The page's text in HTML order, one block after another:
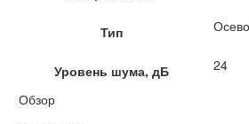
Тип
Уровень шума, дБ
24
Обзор